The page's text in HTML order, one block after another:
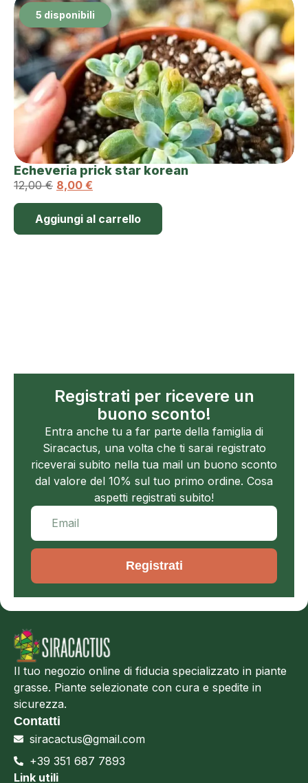
5 disponibili
Echeveria prick star korean
12,00€ 8,00 €
Aggiungi al carrello
Registrati per ricevere un
buono sconto!
Entra anche tu a far parte della famiglia di
Siracactus, una volta che ti sarai registrato
riceverai subito nella tua mail un buono sconto
dal valore del 10% sul tuo primo ordine. Cosa
aspetti registrati subito!
Registrati
Il tuo negozio online di fiducia specializzato in piante
grasse. Piante selezionate con cura e spedite in
sicurezza.
Contatti
siracactus@gmail.com
+39 351 687 7893
Link utili